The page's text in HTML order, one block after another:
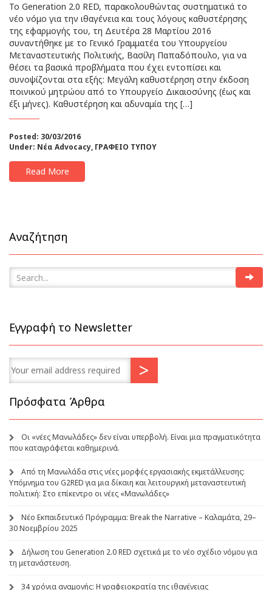
Το Generation 2.0 RED, παρακολουθώντας συστηματικά το
νέο νόμο για την ιθαγένεια και τους λόγους καθυστέρησης
της εφαρμογής του, τη Δευτέρα 28 Μαρτίου 2016
συναντήθηκε με το Γενικό Γραμματέα του Υπουργείου
Μεταναστευτικής Πολιτικής, Βασίλη Παπαδόπουλο, για να
θέσει τα βασικά προβλήματα που έχει εντοπίσει και
συνοψίζονται στα εξής: Μεγάλη καθυστέρηση στην έκδοση
ποινικού μητρώου από το Υπουργείο Δικαιοσύνης (έως και
έξι μήνες). Καθυστέρηση και αδυναμία της […]
Posted: 30/03/2016
Under: Νέα Advocacy, ΓΡΑΦΕΙΟ ΤΥΠΟΥ
Read More
Αναζήτηση
Εγγραφή το Newsletter
Πρόσφατα Άρθρα
Οι «νέες Μανωλάδες» δεν είναι υπερβολή. Είναι μια πραγματικότητα
που καταγράφεται καθημερινά.
Από τη Μανωλάδα στις νέες μορφές εργασιακής εκμετάλλευσης:
Υπόμνημα του G2RED για μια δίκαιη και λειτουργική μεταναστευτική
πολιτική: Στο επίκεντρο οι νέες «Μανωλάδες»
Νέο Εκπαιδευτικό Πρόγραμμα: Break the Narrative – Καλαμάτα, 29–
30 Νοεμβρίου 2025
Δήλωση του Generation 2.0 RED σχετικά με το νέο σχέδιο νόμου για
τη μετανάστευση.
34 χρόνια αναμονής: Η γραφειοκρατία της ιθαγένειας